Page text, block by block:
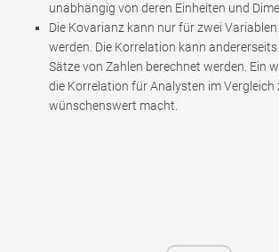
unabhängig von deren Einheiten und
Die Kovarianz kann nur für zwei
werden. Die Korrelation kann
Sätze von Zahlen berechnet werden. Ein
die Korrelation für Analysten im Vergleich
wünschenswert macht.